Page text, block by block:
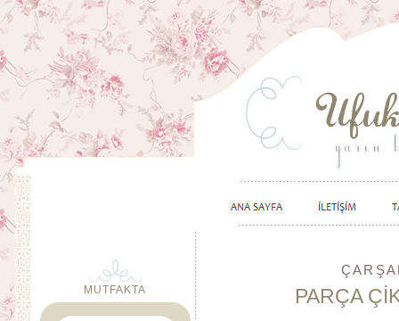
PARÇA
MUTFAKTA